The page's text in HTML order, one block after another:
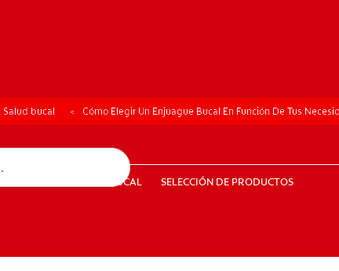
CHEQUEO DE SALUD BUCAL
CHEQUEO DE SALUD BUCAL SELECCIÓN DE PRODUCTOS
Salud bucal Cómo Elegir Un Enjuague Bucal En Función De Tus